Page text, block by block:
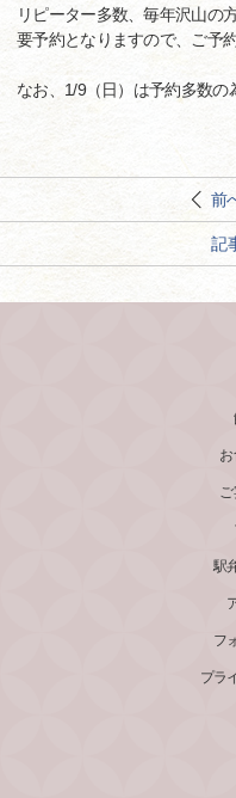
リピーター多数、毎年沢山の
要予約となりますので、ご予
なお、1/9（日）は予約多数の
前
記
駅
フ
プラ